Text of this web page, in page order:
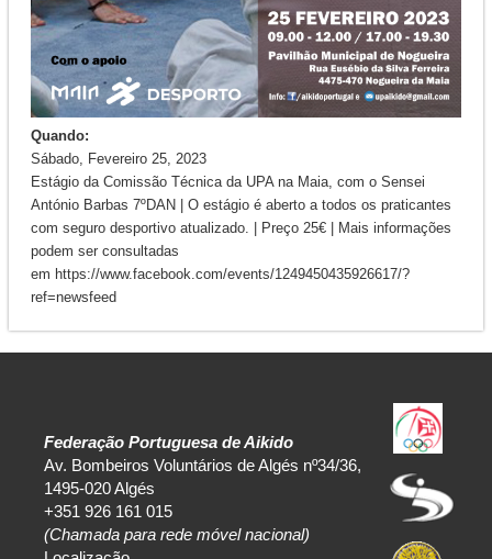
Quando:
Sábado, Fevereiro 25, 2023
Estágio da Comissão Técnica da UPA na Maia, com o Sensei
António Barbas 7ºDAN | O estágio é aberto a todos os praticantes
com seguro desportivo atualizado. | Preço 25€ | Mais informações
podem ser consultadas
em https://www.facebook.com/events/1249450435926617/?
ref=newsfeed
Federação Portuguesa de Aikido
Av. Bombeiros Voluntários de Algés nº34/36,
1495-020 Algés
+351 926 161 015
(Chamada para rede móvel nacional)